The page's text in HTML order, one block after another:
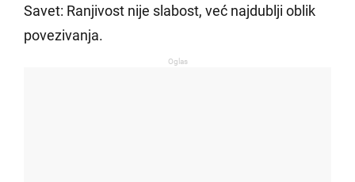
Savet: Ranjivost nije slabost, već najdublji oblik
povezivanja.
Oglas